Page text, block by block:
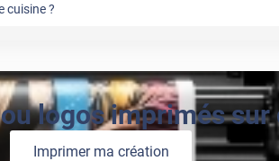
cuisine ?
logos imprimés sur
Imprimer ma création